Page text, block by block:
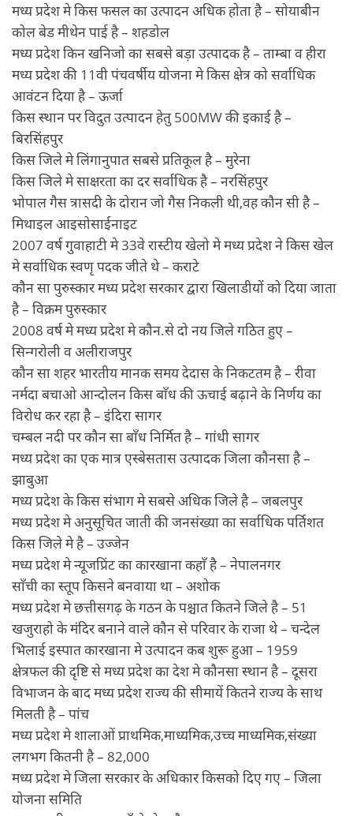
मध्य प्रदेश मे किस फसल का उत्पादन अधिक होता है – सोयाबीन
कोल बेड मीथेन पाई है – शहडोल
मध्य प्रदेश किन खनिजो का सबसे बड़ा उत्पादक है – ताम्बा व हीरा
मध्य प्रदेश की 11वी पंचवर्षीय योजना मे किस क्षेत्र को सर्वाधिक
आवंटन दिया है – ऊर्जा
किस स्थान पर विदुत उत्पादन हेतु 500MW की इकाई है –
बिरसिंहपुर
किस जिले मे लिंगानुपात सबसे प्रतिकूल है – मुरेना
किस जिले मे साक्षरता का दर सर्वाधिक है – नरसिंहपुर
भोपाल गैस त्रासदी के दोरान जो गैस निकली थी,वह कौन सी है –
मिथाइल आइसोसाईनाइट
2007 वर्ष गुवाहाटी मे 33वे रास्टीय खेलो मे मध्य प्रदेश ने किस खेल
मे सर्वाधिक स्वणृ पदक जीते थे – कराटे
कौन सा पुरुस्कार मध्य प्रदेश सरकार द्वारा खिलाडीयों को दिया जाता
है – विक्रम पुरुस्कार
2008 वर्ष मे मध्य प्रदेश मे कौन.से दो नय जिले गठित हुए –
सिन्गरोली व अलीराजपुर
कौन सा शहर भारतीय मानक समय देदास के निकटतम है – रीवा
नर्मदा बचाओ आन्दोलन किस बाँध की ऊचाई बढ़ाने के निर्णय का
विरोध कर रहा है – इंदिरा सागर
चम्बल नदी पर कौन सा बाँध निर्मित है – गांधी सागर
मध्य प्रदेश का एक मात्र एस्बेसतास उत्पादक जिला कौनसा है –
झाबुआ
मध्य प्रदेश के किस संभाग मे सबसे अधिक जिले है – जबलपुर
मध्य प्रदेश मे अनुसूचित जाती की जनसंख्या का सर्वाधिक पर्तिशत
किस जिले मे है – उज्जेन
मध्य प्रदेश मे न्यूजप्रिंट का कारखाना कहाँ है – नेपालनगर
साँची का स्तूप किसने बनवाया था – अशोक
मध्य प्रदेश मे छत्तीसगढ़ के गठन के पश्चात कितने जिले है – 51
खजुराहो के मंदिर बनाने वाले कौन से परिवार के राजा थे – चन्देल
भिलाई इस्पात कारखाना मे उत्पादन कब शुरू हुआ – 1959
क्षेत्रफल की दृष्टि से मध्य प्रदेश का देश मे कौनसा स्थान है – दूसरा
विभाजन के बाद मध्य प्रदेश राज्य की सीमायें कितने राज्य के साथ
मिलती है – पांच
मध्य प्रदेश मे शालाओं प्राथमिक,माध्यमिक,उच्च माध्यमिक,संख्या
लगभग कितनी है – 82,000
मध्य प्रदेश मे जिला सरकार के अधिकार किसको दिए गए – जिला
योजना समिति